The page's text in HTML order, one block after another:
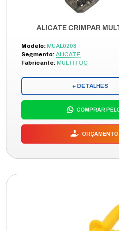
ALICATE CRIMPAR
Modelo: MUAL0208
Segmento: ALICATE
Fabricante: MULTITOC
+ DETALHES
COMPRAR